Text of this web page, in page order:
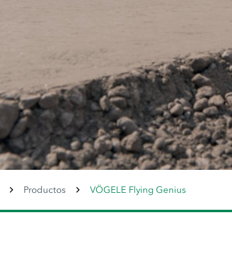
Productos VÖGELE Flying Genius